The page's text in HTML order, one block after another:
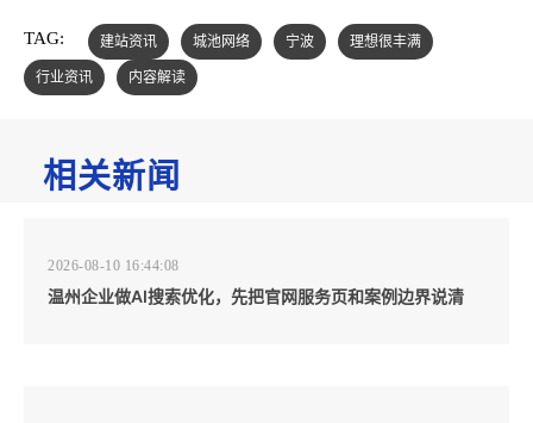
TAG: 建站资讯 城池网络 宁波
理想很丰满
行业资讯
内容解读
相关新闻
2026-08-10 16:44:08
温州企业做AI搜索优化，先把官网服务页和案例边界说清